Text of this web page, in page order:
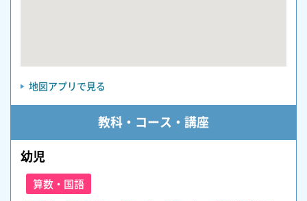
地図アプリで見る
教科・コース・講座
幼児
算数・国語